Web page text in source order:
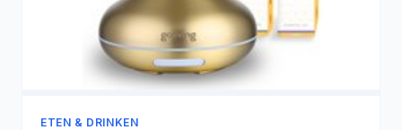
ETEN & DRINKEN